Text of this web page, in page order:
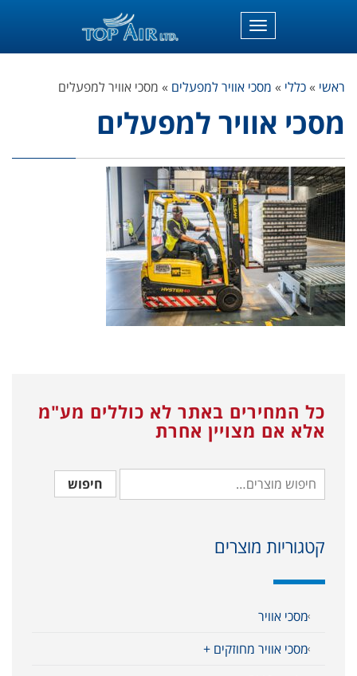
תפריט
ראשי »כללי » מסכי אוויר למפעלים » מסכי אוויר למפעלים
מסכי אוויר למפעלים
כל המחירים באתר לא כוללים מע"מ
אלא אם מצויין אחרת
חיפוש
קטגוריות מוצרים
מסכי אוויר
מסכי אוויר מחוזקים +